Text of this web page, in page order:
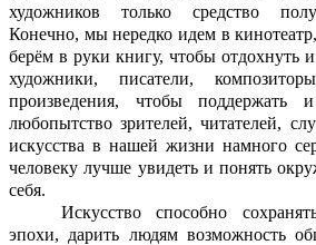
художников только средство
Конечно, мы нередко идем в
берём в руки книгу, чтобы отдохнуть
художники, писатели,
произведения, чтобы поддержать
любопытство зрителей, читателей,
искусства в нашей жизни намного
человеку лучше увидеть и понять
себя.
Искусство способно
эпохи, дарить людям возможность